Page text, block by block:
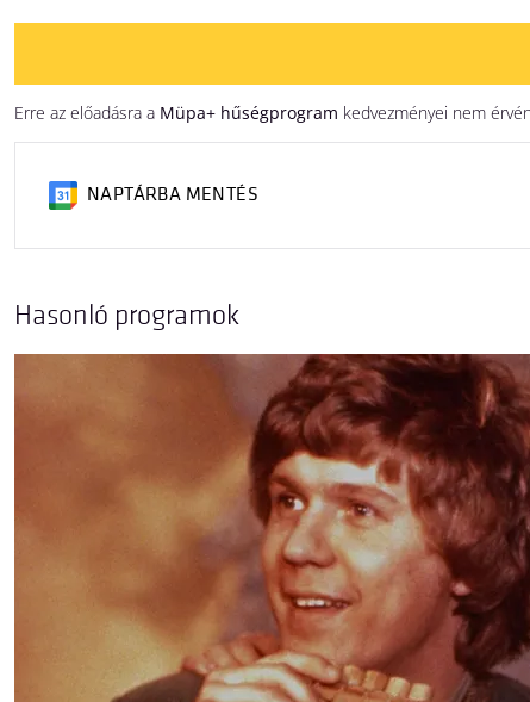
Erre az előadásra a Müpa+ hűségprogram kedvezményei nem
NAPTÁRBA MENTÉS
Hasonló programok